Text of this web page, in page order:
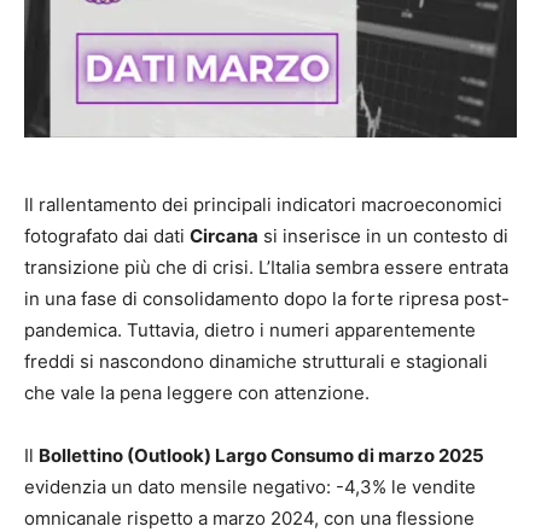
Il rallentamento dei principali indicatori macroeconomici
fotografato dai dati Circana si inserisce in un contesto di
transizione più che di crisi. L’Italia sembra essere entrata
in una fase di consolidamento dopo la forte ripresa post-
pandemica. Tuttavia, dietro i numeri apparentemente
freddi si nascondono dinamiche strutturali e stagionali
che vale la pena leggere con attenzione.
Il Bollettino (Outlook) Largo Consumo di marzo 2025
evidenzia un dato mensile negativo: -4,3% le vendite
omnicanale rispetto a marzo 2024, con una flessione